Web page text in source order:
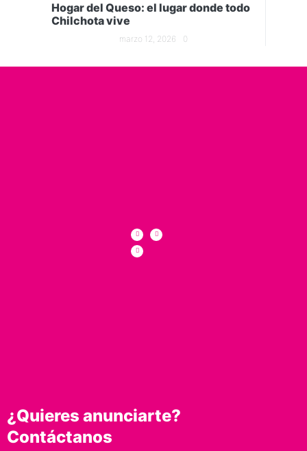
Hogar del Queso: el lugar donde todo
Chilchota vive
marzo 12, 2026 0
¿Quieres anunciarte?
Contáctanos